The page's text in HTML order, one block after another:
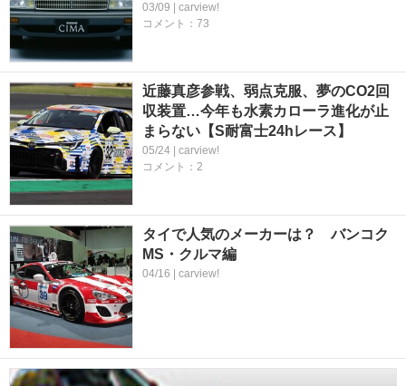
03/09 | carview!
コメント：73
近藤真彦参戦、弱点克服、夢のCO2回
収装置…今年も水素カローラ進化が止
まらない【S耐富士24hレース】
05/24 | carview!
コメント：2
タイで人気のメーカーは？ バンコク
MS・クルマ編
04/16 | carview!